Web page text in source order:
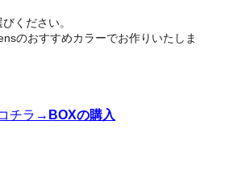
ください。
のおすすめカラーでお作りいたしま
チラ→ BOXの購入